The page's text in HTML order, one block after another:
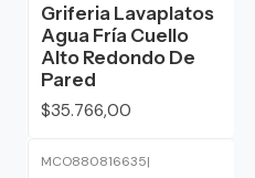
Griferia Lavaplatos
Agua Fría Cuello
Alto Redondo De
Pared
$35.766,00
MCO880816635|